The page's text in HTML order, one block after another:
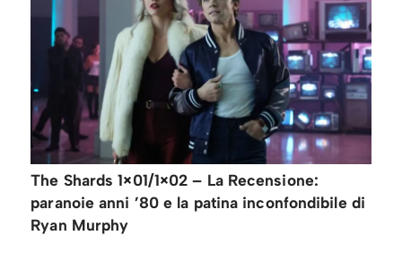
The Shards 1×01/1×02 – La Recensione:
paranoie anni ’80 e la patina inconfondibile di
Ryan Murphy